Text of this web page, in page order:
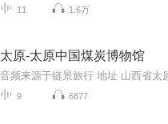
11 1.6万
太原-太原中国煤炭博物馆
9 6877